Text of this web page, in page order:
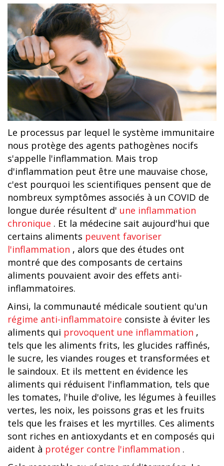
Le processus par lequel le système immunitaire
nous protège des agents pathogènes nocifs
s'appelle l'inflammation. Mais trop
d'inflammation peut être une mauvaise chose,
c'est pourquoi les scientifiques pensent que de
nombreux symptômes associés à un COVID de
longue durée résultent d' une inflammation
chronique . Et la médecine sait aujourd'hui que
certains aliments peuvent favoriser
l'inflammation , alors que des études ont
montré que des composants de certains
aliments pouvaient avoir des effets anti-
inflammatoires.
Ainsi, la communauté médicale soutient qu'un
régime anti-inflammatoire consiste à éviter les
aliments qui provoquent une inflammation ,
tels que les aliments frits, les glucides raffinés,
le sucre, les viandes rouges et transformées et
le saindoux. Et ils mettent en évidence les
aliments qui réduisent l'inflammation, tels que
les tomates, l'huile d'olive, les légumes à feuilles
vertes, les noix, les poissons gras et les fruits
tels que les fraises et les myrtilles. Ces aliments
sont riches en antioxydants et en composés qui
aident à protéger contre l'inflammation .